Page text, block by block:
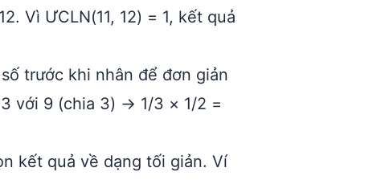
Vì ƯCLN(11, 12) = 1, kết quả
trước khi nhân để đơn giản
với 9 (chia 3) → 1/3 × 1/2 =
kết quả về dạng tối giản. Ví